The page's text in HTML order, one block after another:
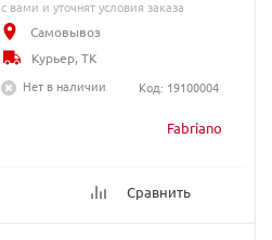
Fabriano
Сравнить
с вами и уточнят условия заказа
Самовывоз
Курьер, ТК
Нет в наличии
Код: 19100004